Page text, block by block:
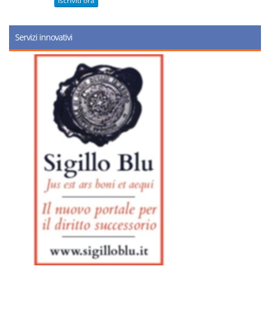
Servizi innovativi